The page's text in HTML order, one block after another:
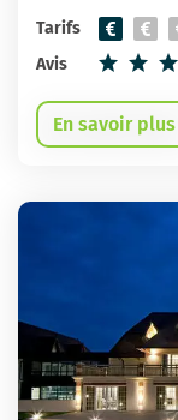
Tarifs
Avis
En savoir plus